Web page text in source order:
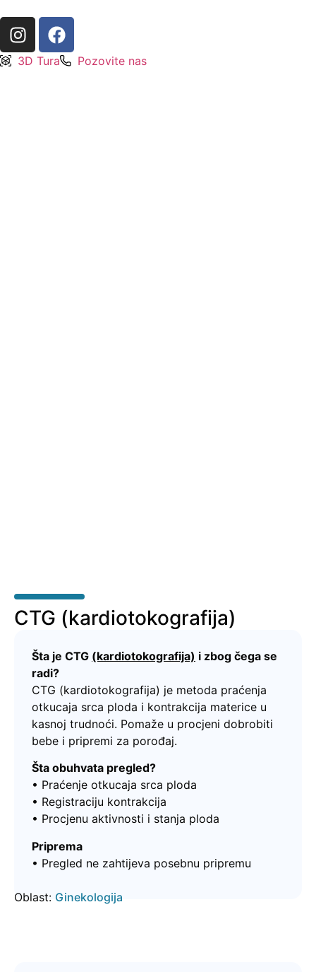
3D Tura Pozovite nas
CTG (kardiotokografija)
Šta je CTG (kardiotokografija) i zbog čega se
radi?
CTG (kardiotokografija) je metoda praćenja
otkucaja srca ploda i kontrakcija materice u
kasnoj trudnoći. Pomaže u procjeni dobrobiti
bebe i pripremi za porođaj.
Šta obuhvata pregled?
• Praćenje otkucaja srca ploda
• Registraciju kontrakcija
• Procjenu aktivnosti i stanja ploda
Priprema
• Pregled ne zahtijeva posebnu pripremu
Oblast: Ginekologija